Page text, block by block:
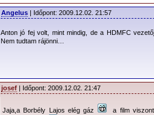
Angelus | Időpont: 2009.12.02. 21:57
Anton jó fej volt, mint mindig, de a HDMFC
Nem tudtam rájönni…
josef | Időpont: 2009.12.02. 21:47
Jaja,a Borbély Lajos elég gáz
a film viszont